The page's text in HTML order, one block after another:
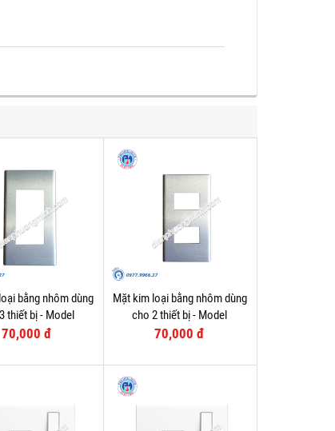
bằng nhôm dùng
thiết bị - Model
WEG6503-1
70,000 đ
Mặt kim loại bằng nhôm dùng
cho 2 thiết bị - Model
WEG6502-1
70,000 đ